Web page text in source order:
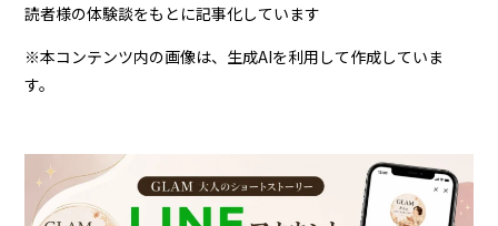
読者様の体験談をもとに記事化しています
※本コンテンツ内の画像は、生成AIを利用して作成していま
す。